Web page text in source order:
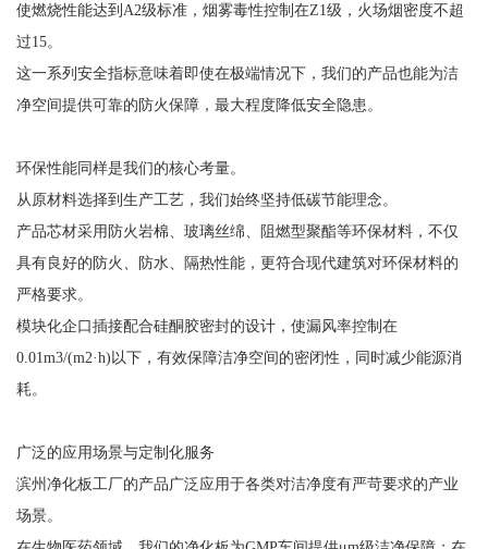
使燃烧性能达到A2级标准，烟雾毒性控制在Z1级，火场烟密度不超
过15。
这一系列安全指标意味着即使在极端情况下，我们的产品也能为洁
净空间提供可靠的防火保障，最大程度降低安全隐患。
环保性能同样是我们的核心考量。
从原材料选择到生产工艺，我们始终坚持低碳节能理念。
产品芯材采用防火岩棉、玻璃丝绵、阻燃型聚酯等环保材料，不仅
具有良好的防火、防水、隔热性能，更符合现代建筑对环保材料的
严格要求。
模块化企口插接配合硅酮胶密封的设计，使漏风率控制在
0.01m3/(m2·h)以下，有效保障洁净空间的密闭性，同时减少能源消
耗。
广泛的应用场景与定制化服务
滨州净化板工厂的产品广泛应用于各类对洁净度有严苛要求的产业
场景。